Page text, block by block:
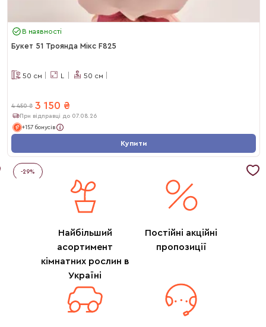
В наявності
Букет 51 Троянда Мікс F825
50 см L 50 см
4 450 ₴ 3 150 ₴
При відправці до 07.08.26
+157 бонусів
Купити
-29%
Найбільший
асортимент
кімнатних рослин в
Україні
Постійні акційні
пропозиції